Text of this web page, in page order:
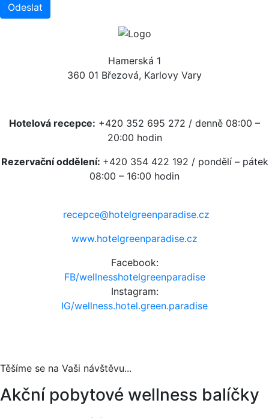
Odeslat
Hamerská 1
360 01 Březová, Karlovy Vary
Hotelová recepce: +420 352 695 272 / denně 08:00 –
20:00 hodin
Rezervační oddělení: +420 354 422 192 / pondělí – pátek
08:00 – 16:00 hodin
recepce@hotelgreenparadise.cz
www.hotelgreenparadise.cz
Facebook:
FB/wellnesshotelgreenparadise
Instagram:
IG/wellness.hotel.green.paradise
Těšíme se na Vaši návštěvu...
Akční pobytové wellness balíčky